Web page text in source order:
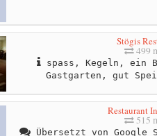
Stögis
499
spass, Kegeln, ein
Gastgarten, gut
Restaurant
515
Übersetzt von Google